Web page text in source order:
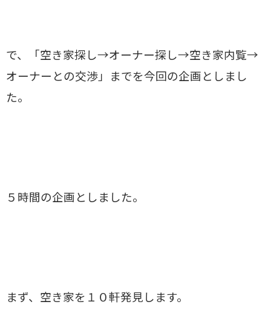
で、「空き家探し→オーナー探し→空き家内覧→
オーナーとの交渉」までを今回の企画としまし
た。
５時間の企画としました。
まず、空き家を１０軒発見します。